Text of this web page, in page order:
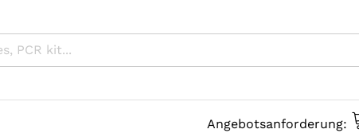
Angebotsanforderung: